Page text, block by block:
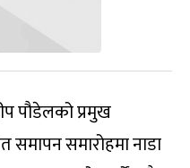
पौडेलको प्रमुख
समारोहमा नाडा